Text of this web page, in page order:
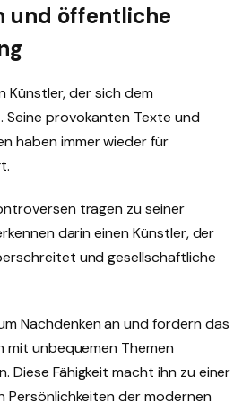
und öffentliche
Künstler, der sich dem
Seine provokanten Texte und
haben immer wieder für
tragen zu seiner
darin einen Künstler, der
und gesellschaftliche
Nachdenken an und fordern das
mit unbequemen Themen
Diese Fähigkeit macht ihn zu einer
der modernen